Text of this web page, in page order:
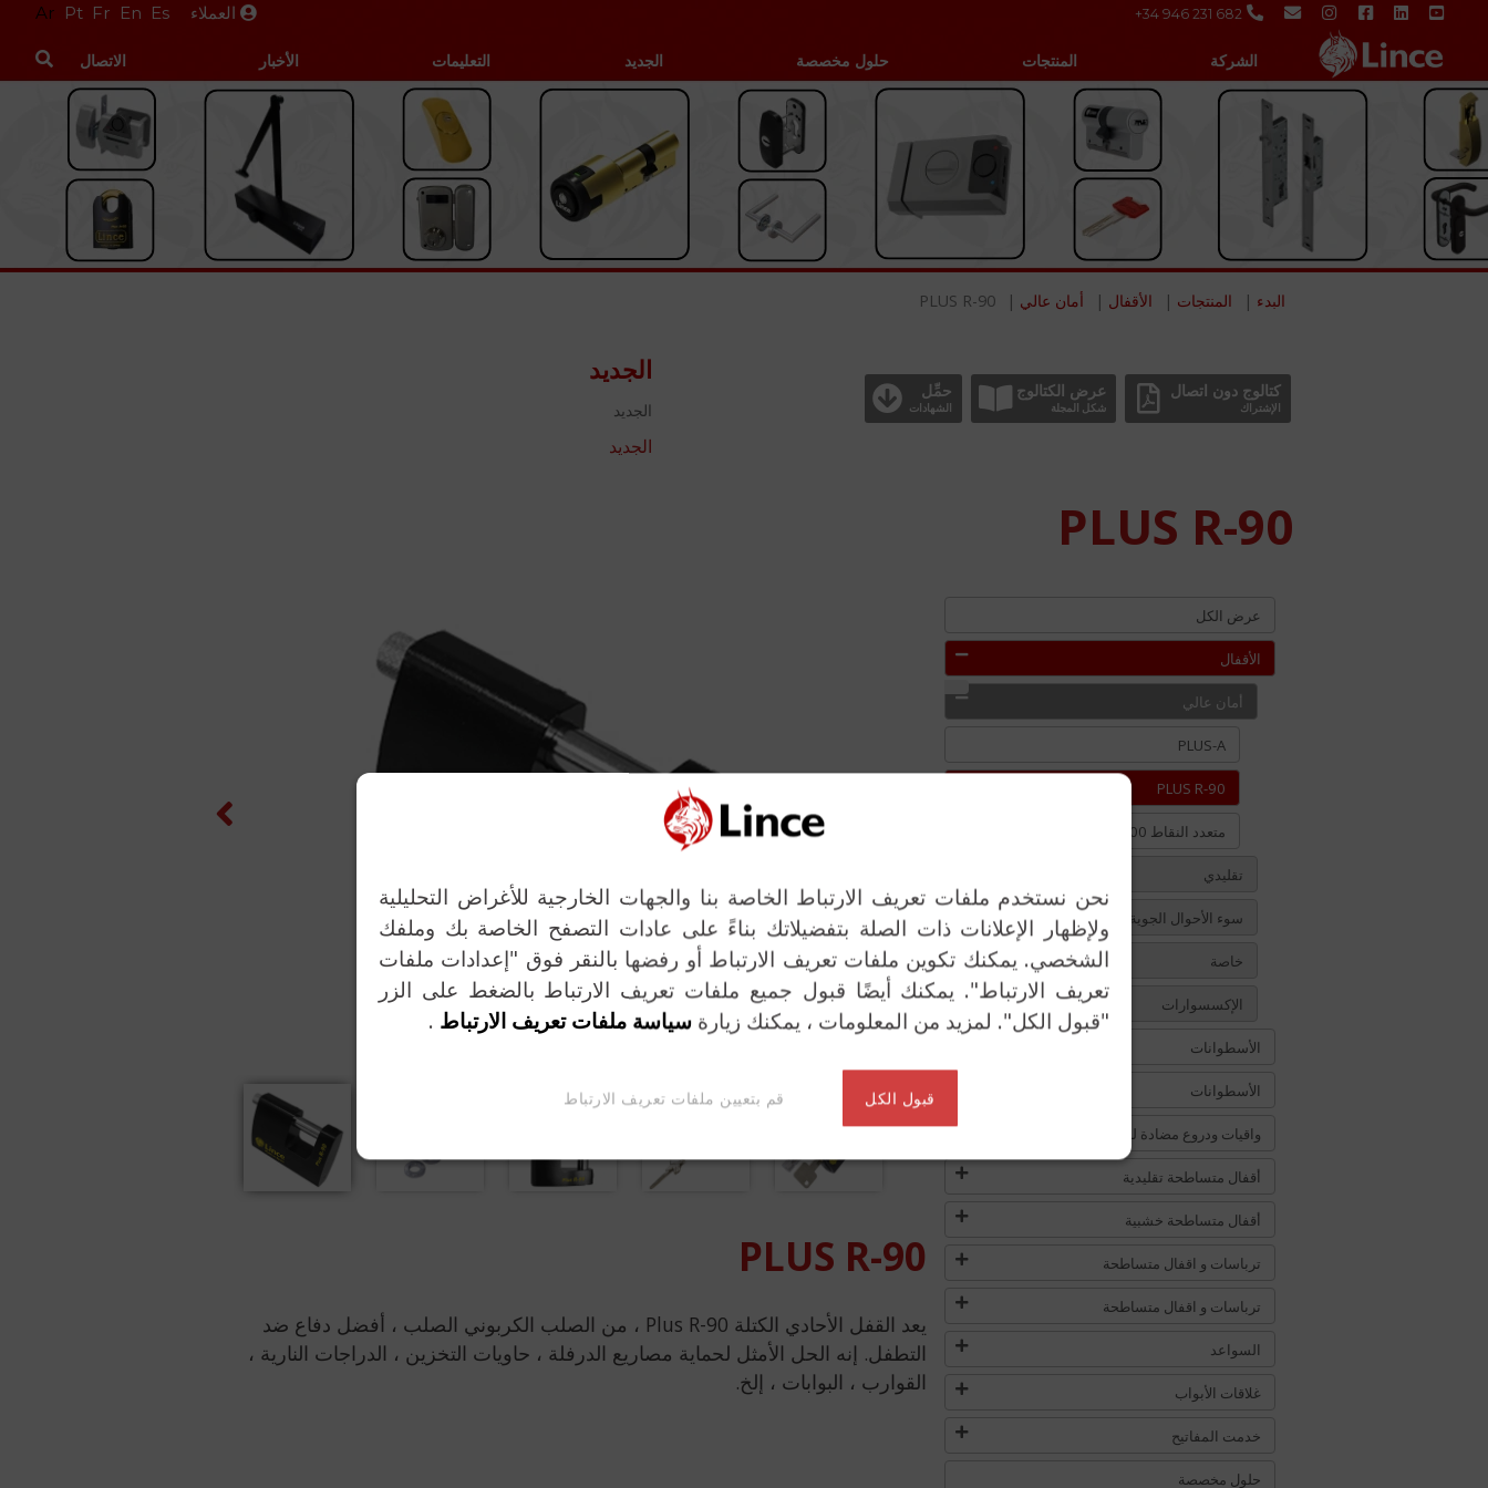
+34 946 231 682 العملاء Es
En
Fr
Pt
Ar
الشركة المنتجات حلول مخصصة الجديد التعليمات الأخبار الاتصال
البدء المنتجات الأقفال أمان عالي PLUS R-90
الجديد
الجديد
الجديد
كتالوج دون اتصال
الإشتراك
عرض الكتالوج
شكل المجلة
حمِّل
الشهادات
PLUS R-90
عرض الكل
الأقفال
أمان عالي
PLUS-A
PLUS R-90
متعدد النقاط P300
تقليدي
سوء الأحوال الجوية
خاصة
الإكسسوارات
الأسطوانات
الأسطوانات
واقيات ودروع مضادة للتخريب
أقفال متساطحة تقليدية
أقفال متساطحة خشبية
ترباسات و اقفال متساطحة
ترباسات و اقفال متساطحة
السواعد
غلاقات الأبواب
خدمت المفاتيح
حلول مخصصة
PLUS R-90
يعد القفل الأحادي الكتلة Plus R-90 ، من الصلب الكربوني الصلب ، أفضل دفاع ضد
التطفل. إنه الحل الأمثل لحماية مصاريع الدرفلة ، حاويات التخزين ، الدراجات النارية ،
القوارب ، البوابات ، إلخ.
نحن نستخدم ملفات تعريف الارتباط الخاصة بنا والجهات الخارجية للأغراض التحليلية
ولإظهار الإعلانات ذات الصلة بتفضيلاتك بناءً على عادات التصفح الخاصة بك وملفك
الشخصي. يمكنك تكوين ملفات تعريف الارتباط أو رفضها بالنقر فوق "إعدادات ملفات
تعريف الارتباط". يمكنك أيضًا قبول جميع ملفات تعريف الارتباط بالضغط على الزر
"قبول الكل". لمزيد من المعلومات ، يمكنك زيارة سياسة ملفات تعريف الارتباط .
قبول الكل قم بتعيين ملفات تعريف الارتباط